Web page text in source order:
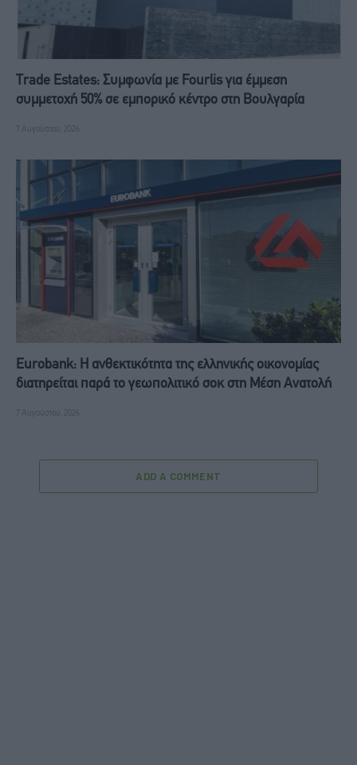
Trade Estates: Συμφωνία με Fourlis για έμμεση
συμμετοχή 50% σε εμπορικό κέντρο στη Βουλγαρία
7 Αυγούστου, 2026
Eurobank: Η ανθεκτικότητα της ελληνικής οικονομίας
διατηρείται παρά το γεωπολιτικό σοκ στη Μέση Ανατολή
7 Αυγούστου, 2026
ADD A COMMENT